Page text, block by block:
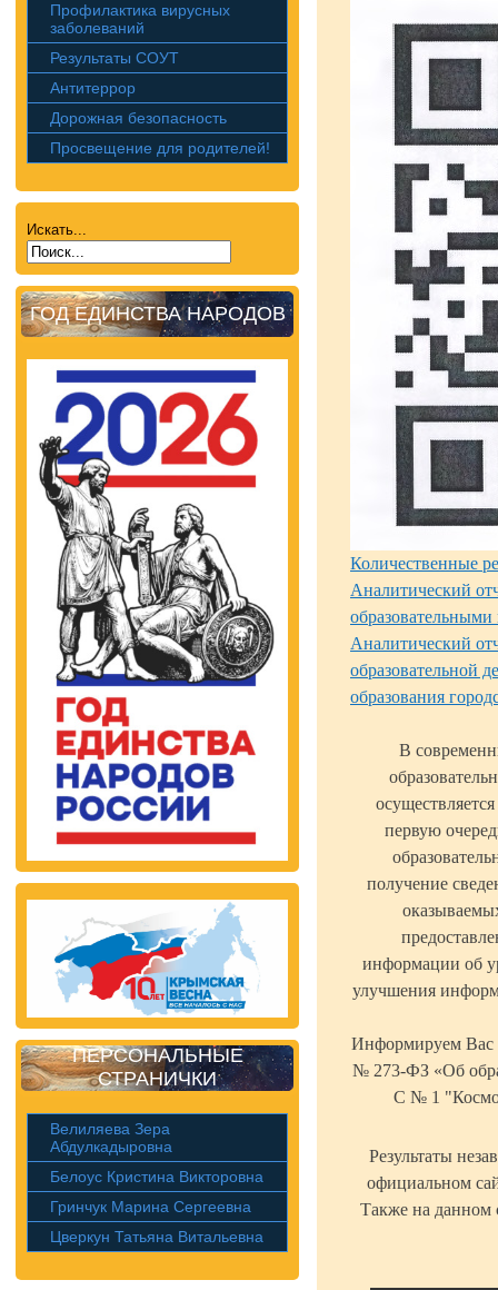
Профилактика вирусных
заболеваний
Результаты СОУТ
Антитеррор
Дорожная безопасность
Просвещение для родителей!
Искать...
ГОД ЕДИНСТВА НАРОДОВ
ПЕРСОНАЛЬНЫЕ
СТРАНИЧКИ
Велиляева Зера
Абдулкадыровна
Белоус Кристина Викторовна
Гринчук Марина Сергеевна
Цверкун Татьяна Витальевна
Количественные
Аналитический
Аналитический
образовательной
образования
В
первую
получение
информации об
улучшения
Информируем Вас
№ 273-ФЗ «Об
С № 1
Результаты
официальном
Также на данном